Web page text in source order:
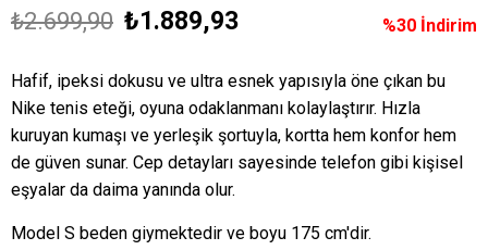
%30 İndirim
₺2.699,90 ₺1.889,93
Hafif, ipeksi dokusu ve ultra esnek yapısıyla öne çıkan bu
Nike tenis eteği, oyuna odaklanmanı kolaylaştırır. Hızla
kuruyan kumaşı ve yerleşik şortuyla, kortta hem konfor hem
de güven sunar. Cep detayları sayesinde telefon gibi kişisel
eşyalar da daima yanında olur.
Model S beden giymektedir ve boyu 175 cm'dir.